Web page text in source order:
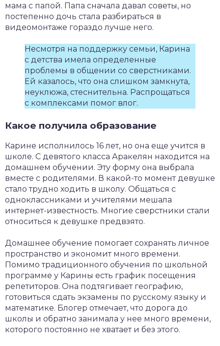
мама с папой. Папа сначала давал советы, но
постепенно дочь стала разбираться в
видеомонтаже гораздо лучше него.
Несмотря на поддержку семьи, Карина
с детства имела определенные
проблемы в общении со сверстниками.
Ей казалось, что она слишком замкнута,
неуклюжа, стеснительна. Распрощаться
с комплексами помог влог.
Какое получила образование
Карине исполнилось 16 лет, но она еще учится в
школе. С девятого класса Аракелян находится на
домашнем обучении. Эту форму она выбрала
вместе с родителями. В какой-то момент девушке
стало трудно ходить в школу. Общаться с
одноклассниками и учителями мешала
интернет-известность. Многие сверстники стали
относиться к девушке предвзято.
Домашнее обучение помогает сохранять личное
пространство и экономит много времени.
Помимо традиционного обучения по школьной
программе у Карины есть график посещения
репетиторов. Она подтягивает географию,
готовиться сдать экзамены по русскому языку и
математике. Блогер отмечает, что дорога до
школы и обратно занимала у нее много времени,
которого постоянно не хватает и без этого.